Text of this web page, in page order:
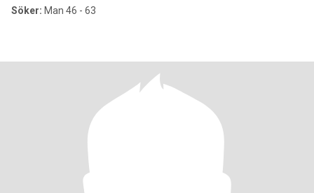
Söker: Man 46 - 63